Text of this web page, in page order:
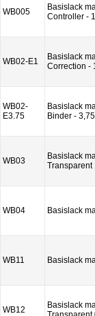
WB005
Basislack
Controller -
WB02-E1
Basislack
Correction -
WB02-
E3.75
Basislack
Binder -
WB03
Basislack
Transparent
WB04 Basislack
WB11 Basislack
WB12
Basislack